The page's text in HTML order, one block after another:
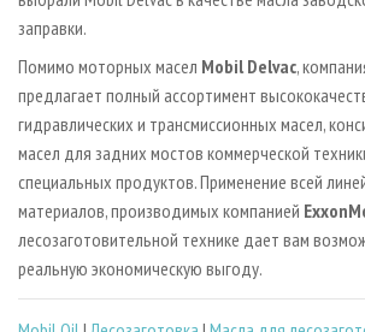
заправки.
Помимо моторных масел Mobil Delvac,
предлагает полный ассортимент
гидравлических и трансмиссионных масел,
масел для задних мостов коммерческой
специальных продуктов. Применение всей
материалов, производимых компанией
лесозаготовительной технике дает вам
реальную экономическую выгоду.